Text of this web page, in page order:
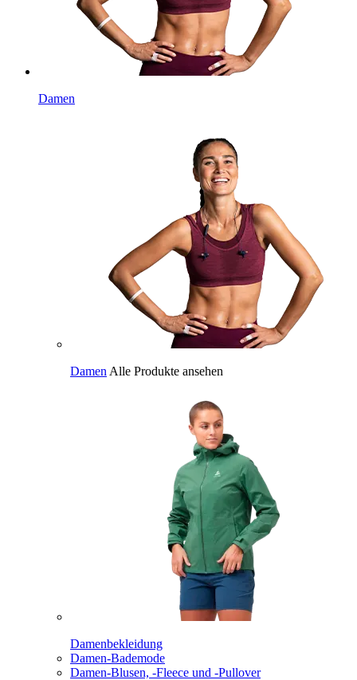
Damen
Damen Alle Produkte ansehen
Damenbekleidung
Damen-Bademode
Damen-Blusen, -Fleece und -Pullover